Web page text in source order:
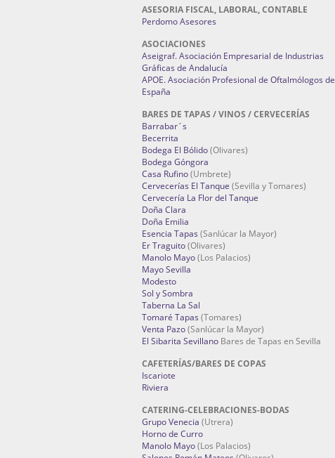
ASESORIA FISCAL, LABORAL, CONTABLE
Perdomo Asesores
ASOCIACIONES
Aseigraf. Asociación Empresarial de Industrias
Gráficas de Andalucía
APOE. Asociación Profesional de Oftalmólogos de
España
BARES DE TAPAS / VINOS / CERVECERÍAS
Barrabar´s
Becerrita
Bodega El Bólido(Olivares)
Bodega Góngora
Casa Rufino(Umbrete)
Cervecerías El Tanque (Sevilla y Tomares)
Cervecería La Flor del Tanque
Doña Clara
Doña Emilia
Esencia Tapas (Sanlúcar la Mayor)
Er Traguito(Olivares)
Manolo Mayo(Los Palacios)
Mayo Sevilla
Modesto
Sol y Sombra
Taberna La Sal
Tomaré Tapas (Tomares)
Venta Pazo(Sanlúcar la Mayor)
El Sibarita Sevillano Bares de Tapas en Sevilla
CAFETERÍAS/BARES DE COPAS
Iscariote
Riviera
CATERING-CELEBRACIONES-BODAS
Grupo Venecia (Utrera)
Horno de Curro
Manolo Mayo(Los Palacios)